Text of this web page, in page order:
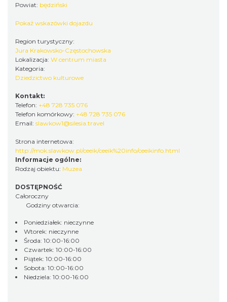
Powiat: będziński
Pokaż wskazówki dojazdu
Region turystyczny:
Jura Krakowsko-Częstochowska
Lokalizacja: W centrum miasta
Kategoria:
Dziedzictwo kulturowe
Kontakt:
Telefon: +48 728 735 076
Telefon komórkowy: +48 728 735 076
Email: slawkow1@silesia.travel
Strona internetowa:
http://mok.slawkow.pl/ceeik/ceeik%20info/ceeikinfo.html
Informacje ogólne:
Rodzaj obiektu: Muzea
DOSTĘPNOŚĆ
Całoroczny
Godziny otwarcia:
Poniedziałek: nieczynne
Wtorek: nieczynne
Środa: 10:00-16:00
Czwartek: 10:00-16:00
Piątek: 10:00-16:00
Sobota: 10:00-16:00
Niedziela: 10:00-16:00